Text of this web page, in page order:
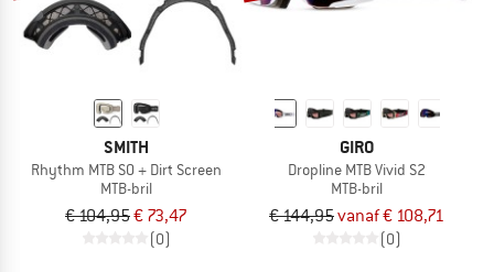
SMITH
Rhythm MTB S0 + Dirt Screen
MTB-bril
€ 104,95€ 73,47
(0)
GIRO
Dropline MTB Vivid S2
MTB-bril
€ 144,95vanaf € 108,71
(0)